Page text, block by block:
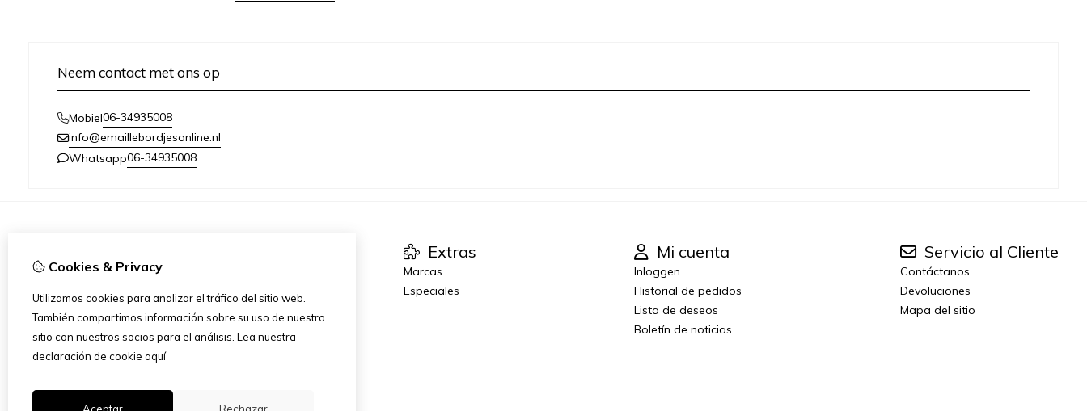
Neem contact met ons op
Mobiel06-34935008
info@emaillebordjesonline.nl
Whatsapp06-34935008
Over ons
Verzenden en retouren
Disclaimer
Algemene voorwaarden
Wederverkopers gezocht / dropshipping
Extras
Marcas
Especiales
Mi cuenta
Inloggen
Historial de pedidos
Lista de deseos
Boletín de noticias
Servicio al Cliente
Contáctanos
Devoluciones
Mapa del sitio
Cookies & Privacy
Utilizamos cookies para analizar el tráfico del sitio web.
También compartimos información sobre su uso de nuestro
sitio con nuestros socios para el análisis. Lea nuestra
declaración de cookie aquí